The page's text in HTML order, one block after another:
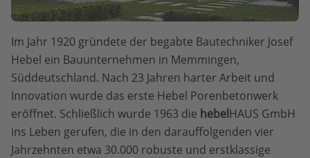
Im Jahr 1920 gründete der begabte Bautechniker Josef
Hebel ein Bauunternehmen in Memmingen,
Süddeutschland. Nach 23 Jahren harter Arbeit und
Innovation wurde das erste Hebel Porenbetonwerk
eröffnet. Schließlich wurde 1963 die hebelHAUS GmbH
ins Leben gerufen, die in den darauffolgenden vier
Jahrzehnten etwa 30.000 robuste und erstklassige